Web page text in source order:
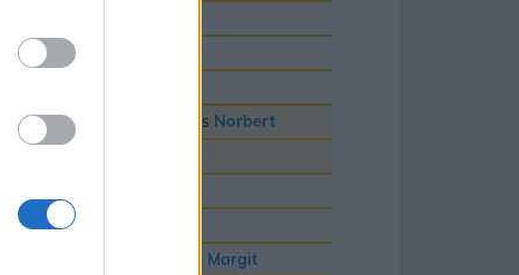
Június 4., Csütörtök:
Június 6., Szombat:
és Norbert
Június 9., Kedd:
Margit